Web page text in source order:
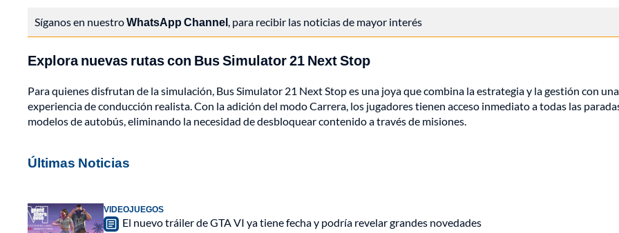
Síganos en nuestroWhatsApp Channel, para recibir las noticias de mayor interés
Explora nuevas rutas con Bus Simulator 21 Next Stop
Para quienes disfrutan de la simulación, Bus Simulator 21 Next Stop es una joya que combina la estrategia y la gestión con una
experiencia de conducción realista. Con la adición del modo Carrera, los jugadores tienen acceso inmediato a todas las
modelos de autobús, eliminando la necesidad de desbloquear contenido a través de misiones.
Últimas Noticias
VIDEOJUEGOS
El nuevo tráiler de GTA VI ya tiene fecha y podría revelar grandes novedades